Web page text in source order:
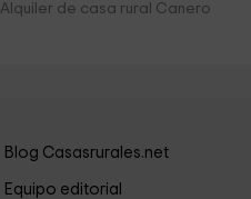
Alquiler de casa rural Canero
Blog Casasrurales.net
Equipo editorial